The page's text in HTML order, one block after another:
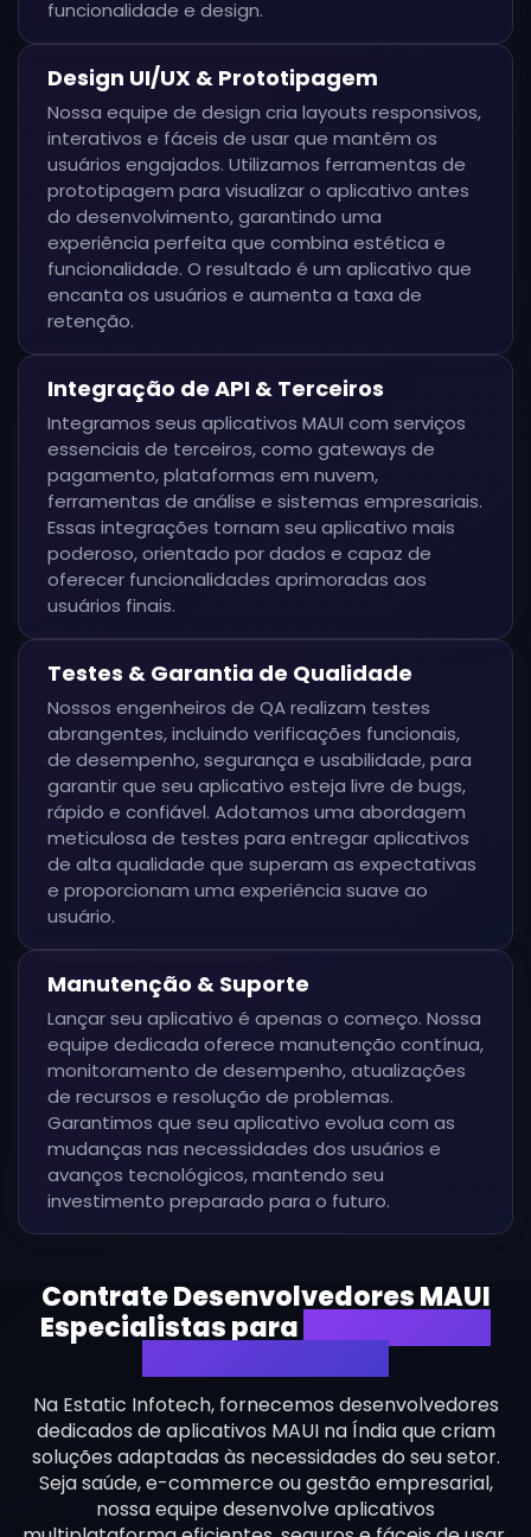
funcionalidade e design.
Design UI/UX & Prototipagem
Nossa equipe de design cria layouts responsivos,
interativos e fáceis de usar que mantêm os
usuários engajados. Utilizamos ferramentas de
prototipagem para visualizar o aplicativo antes
do desenvolvimento, garantindo uma
experiência perfeita que combina estética e
funcionalidade. O resultado é um aplicativo que
encanta os usuários e aumenta a taxa de
retenção.
Integração de API & Terceiros
Integramos seus aplicativos MAUI com serviços
essenciais de terceiros, como gateways de
pagamento, plataformas em nuvem,
ferramentas de análise e sistemas empresariais.
Essas integrações tornam seu aplicativo mais
poderoso, orientado por dados e capaz de
oferecer funcionalidades aprimoradas aos
usuários finais.
Testes & Garantia de Qualidade
Nossos engenheiros de QA realizam testes
abrangentes, incluindo verificações funcionais,
de desempenho, segurança e usabilidade, para
garantir que seu aplicativo esteja livre de bugs,
rápido e confiável. Adotamos uma abordagem
meticulosa de testes para entregar aplicativos
de alta qualidade que superam as expectativas
e proporcionam uma experiência suave ao
usuário.
Manutenção & Suporte
Lançar seu aplicativo é apenas o começo. Nossa
equipe dedicada oferece manutenção contínua,
monitoramento de desempenho, atualizações
de recursos e resolução de problemas.
Garantimos que seu aplicativo evolua com as
mudanças nas necessidades dos usuários e
avanços tecnológicos, mantendo seu
investimento preparado para o futuro.
Contrate Desenvolvedores MAUI
Especialistas para
Na Estatic Infotech, fornecemos desenvolvedores
dedicados de aplicativos MAUI na Índia que criam
soluções adaptadas às necessidades do seu setor.
Seja saúde, e-commerce ou gestão empresarial,
nossa equipe desenvolve aplicativos